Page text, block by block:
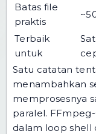
Batas file
praktis
Terbaik
untuk
Satu catatan
menambahkan
memprosesnya
paralel.
dalam loop shell